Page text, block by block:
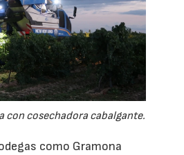
con cosechadora cabalgante.
como Gramona